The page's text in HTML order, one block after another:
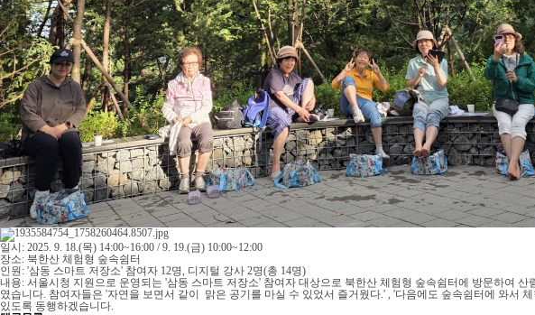
일시: 2025. 9. 18.(목) 14:00~16:00 / 9. 19.(금) 10:00~12:00
장소: 북한산 체험형 숲속쉼터
인원: '삼동 스마트 저장소' 참여자 12명, 디지털 강사 2명(총 14명)
내용: 서울시청 지원으로 운영되는 '삼동 스마트 저장소' 참여자 대상으로 북한산 체험형 숲속쉼터에 방문하여
였습니다. 참여자들은 '자연을 보면서 같이 맑은 공기를 마실 수 있었서 즐거웠다.' , '다음에도 숲속쉼터에 와서
있도록 동행하겠습니다.